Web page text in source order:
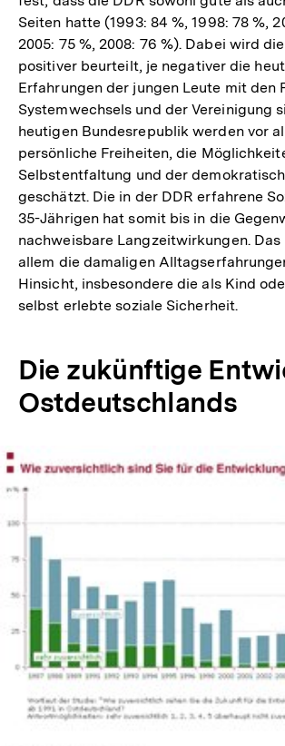
Seiten hatte (1993: 84 %, 1998: 78 %,
2005: 75 %, 2008: 76 %). Dabei wird
positiver beurteilt, je negativer die
Erfahrungen der jungen Leute mit den
Systemwechsels und der Vereinigung
heutigen Bundesrepublik werden vor
persönliche Freiheiten, die
Selbstentfaltung und der
geschätzt. Die in der DDR erfahrene
35-Jährigen hat somit bis in die
nachweisbare Langzeitwirkungen.
allem die damaligen
Hinsicht, insbesondere die als Kind
selbst erlebte soziale Sicherheit.
Die zukünftige
Ostdeutschlands
Lightbox
öffnen